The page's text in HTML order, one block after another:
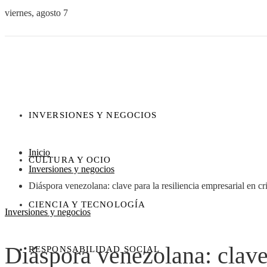
viernes, agosto 7
INVERSIONES Y NEGOCIOS
CULTURA Y OCIO
CIENCIA Y TECNOLOGÍA
RESPONSABILIDAD SOCIAL
Inicio
Inversiones y negocios
Diáspora venezolana: clave para la resiliencia empresarial en
Inversiones y negocios
Diáspora venezolana: